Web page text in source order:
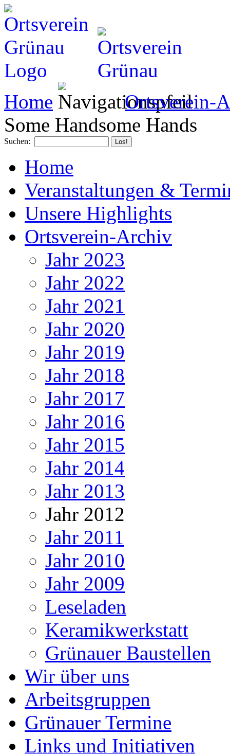
Home
Ortsverein-
Some Handsome Hands
Suchen:
Home
Veranstaltungen &
Unsere Highlights
Ortsverein-Archiv
Jahr 2023
Jahr 2022
Jahr 2021
Jahr 2020
Jahr 2019
Jahr 2018
Jahr 2017
Jahr 2016
Jahr 2015
Jahr 2014
Jahr 2013
Jahr 2012
Jahr 2011
Jahr 2010
Jahr 2009
Leseladen
Keramikwerkstatt
Grünauer Baustellen
Wir über uns
Arbeitsgruppen
Grünauer Termine
Links und Initiativen